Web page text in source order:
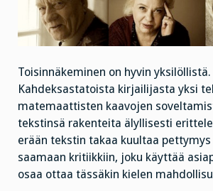
Toisinnäkeminen on hyvin yksilöllistä.
Kahdeksastatoista kirjailijasta yksi
matemaattisten kaavojen
tekstinsä rakenteita älyllisesti
erään tekstin takaa kuultaa
saamaan kritiikkiin, joku käyttää
osaa ottaa tässäkin kielen